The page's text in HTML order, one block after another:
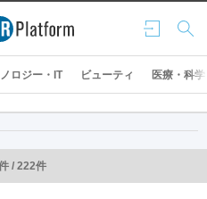
ログ
イン
検索
ロジー・IT ビューティ 医療・科学
/ 222件